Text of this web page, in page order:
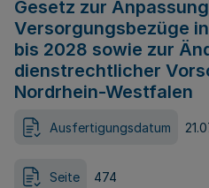
Gesetz zur
Versorgungsbezüge
bis 2028 sowie zur
dienstrechtlicher
Nordrhein-Westfalen
Ausfertigungsdatum
Seite 474